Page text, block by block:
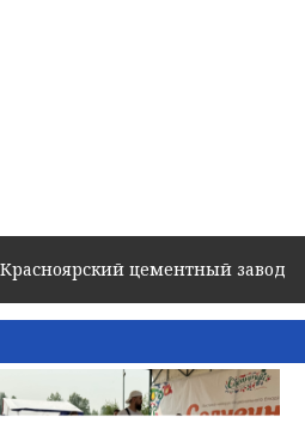
цементный завод